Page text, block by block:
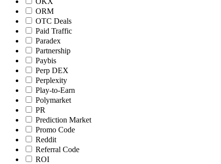
ORM
OTC Deals
Paid Traffic
Paradex
Partnership
Paybis
Perp DEX
Perplexity
Play-to-Earn
Polymarket
PR
Prediction Market
Promo Code
Reddit
Referral Code
ROI